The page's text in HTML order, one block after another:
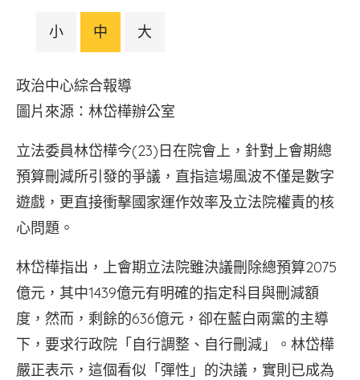
小 中 大
政治中心綜合報導
圖片來源：林岱樺辦公室
立法委員林岱樺今(23)日在院會上，針對上會期總
預算刪減所引發的爭議，直指這場風波不僅是數字
遊戲，更直接衝擊國家運作效率及立法院權責的核
心問題。
林岱樺指出，上會期立法院雖決議刪除總預算2075
億元，其中1439億元有明確的指定科目與刪減額
度，然而，剩餘的636億元，卻在藍白兩黨的主導
下，要求行政院「自行調整、自行刪減」。林岱樺
嚴正表示，這個看似「彈性」的決議，實則已成為